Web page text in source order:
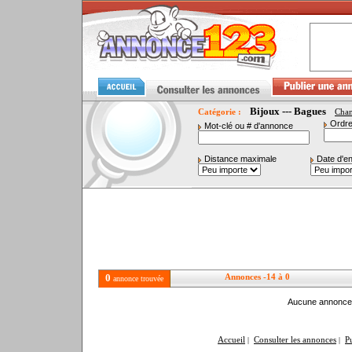
Catégorie : Bijoux --- Bagues
Mot-clé ou # d'annonce
Distance maximale Date
0 annonce trouvée Annonces -14 à 0
Aucune
Accueil | Consulter les annonces |